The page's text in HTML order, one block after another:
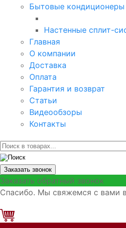
Бытовые кондиционеры
Настенные сплит-
Главная
О компании
Доставка
Оплата
Гарантия и возврат
Статьи
Видеообзоры
Контакты
Заказать звонок
Заказать обратный звонок
Спасибо. Мы свяжемся с вами